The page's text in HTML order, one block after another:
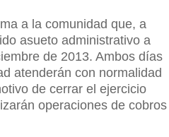
a la comunidad que, a
asueto administrativo a
de 2013. Ambos días
atenderán con normalidad
de cerrar el ejercicio
operaciones de cobros